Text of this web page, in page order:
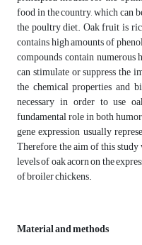
food in the country, which can
the poultry diet. Oak fruit is
contains high amounts of
compounds contain
can stimulate or suppress the
the chemical properties and
necessary in order to use
fundamental role in both
gene expression usually
Therefore, the aim of this
levels of oak acorn on the
of broiler chickens.
Material and methods